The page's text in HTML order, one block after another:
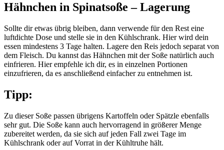
Hähnchen in Spinatsoße – Lagerung
Sollte dir etwas übrig bleiben, dann verwende für den Rest eine
luftdichte Dose und stelle sie in den Kühlschrank. Hier wird dein
essen mindestens 3 Tage halten. Lagere den Reis jedoch separat von
dem Fleisch. Du kannst das Hähnchen mit der Soße natürlich auch
einfrieren. Hier empfehle ich dir, es in einzelnen Portionen
einzufrieren, da es anschließend einfacher zu entnehmen ist.
Tipp:
Zu dieser Soße passen übrigens Kartoffeln oder Spätzle ebenfalls
sehr gut. Die Soße kann auch hervorragend in größerer Menge
zubereitet werden, da sie sich auf jeden Fall zwei Tage im
Kühlschrank oder auf Vorrat in der Kühltruhe hält.